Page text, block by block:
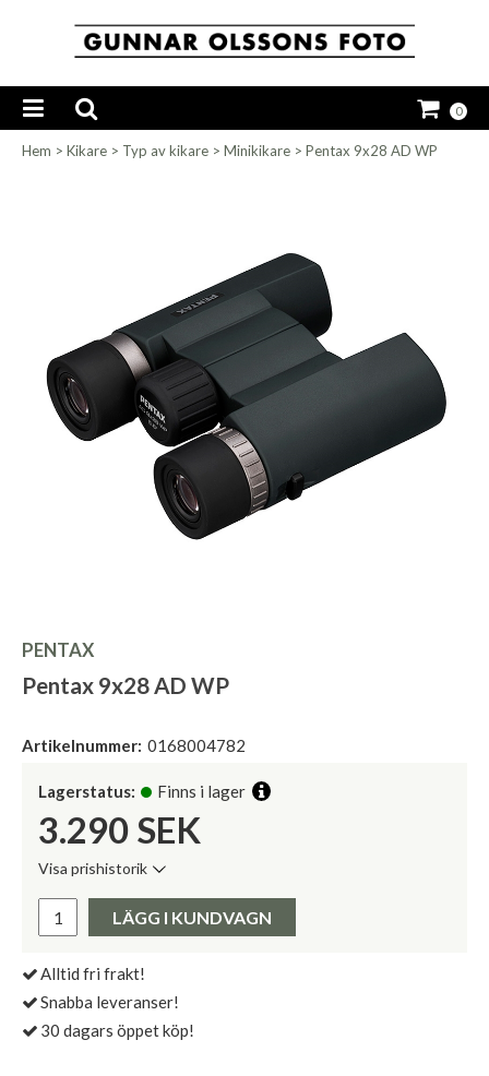
0
Hem > Kikare > Typ av kikare > Minikikare > Pentax 9x28 AD WP
PENTAX
Pentax 9x28 AD WP
Artikelnummer: 0168004782
Lagerstatus: Finns i lager
3.290 SEK
Visa prishistorik
Pris:
LÄGG I KUNDVAGN
Alltid fri frakt!
Snabba leveranser!
30 dagars öppet köp!